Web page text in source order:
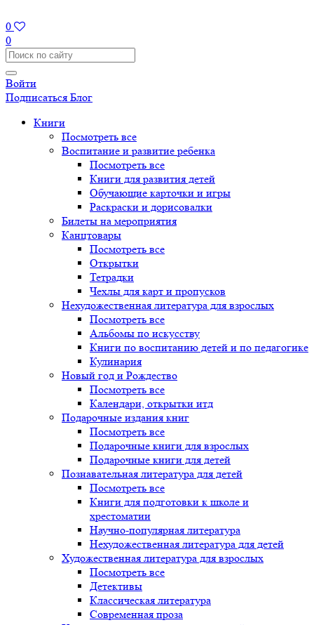
0
0
Войти
Подписаться Блог
Книги
Посмотреть все
Воспитание и развитие ребенка
Посмотреть все
Книги для развития детей
Обучающие карточки и игры
Раскраски и дорисовалки
Билеты на мероприятия
Канцтовары
Посмотреть все
Открытки
Тетрадки
Чехлы для карт и пропусков
Нехудожественная литература для взрослых
Посмотреть все
Альбомы по искусству
Книги по воспитанию детей и по педагогике
Кулинария
Новый год и Рождество
Посмотреть все
Календари, открытки итд
Подарочные издания книг
Посмотреть все
Подарочные книги для взрослых
Подарочные книги для детей
Познавательная литература для детей
Посмотреть все
Книги для подготовки к школе и
хрестоматии
Научно-популярная литература
Нехудожественная литература для детей
Художественная литература для взрослых
Посмотреть все
Детективы
Классическая литература
Современная проза